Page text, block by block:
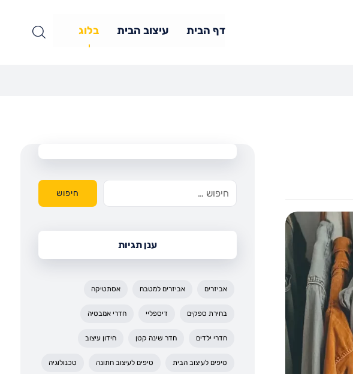
דף הבית עיצוב הבית בלוג
חיפוש
ענן תגיות
אביזרים אביזרים למטבח אסתטיקה
בחירת ספקים דיספליי חדרי אמבטיה
חדרי ילדים חדר שינה קטן חידון עיצוב
טיפים לעיצוב הבית טיפים לעיצוב חתונה טכנולוגיה